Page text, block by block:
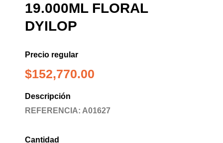
19.000ML FLORAL
DYILOP
Precio regular
$152,770.00
Descripción
REFERENCIA: A01627
Cantidad